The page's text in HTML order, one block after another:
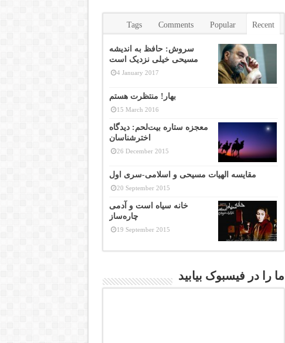
Recent
Popular
Comments
Tags
سروش: حافظ به اندیشه
مسیحی خیلی نزدیک است
4 January 2017
بهار! منتظرت هستم
15 March 2016
معجزه ستاره بیت‌لحم: دیدگاه
اخترشناسان
26 December 2015
مقایسه الهیات مسیحی و اسلامی-سری اول
20 September 2015
خانه سیاه است و آدمی
چاره‌ساز
19 September 2015
ما را در فیسبوک بیابید